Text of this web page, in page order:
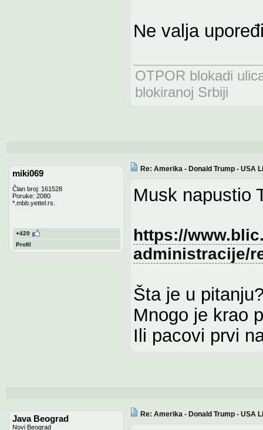
Ne valja
OTPOR blokadi
blokiranoj Srbiji
miki069
Član broj: 161528
Poruke: 2080
*.mbb.yettel.rs.
+420
Profil
Re: Amerika - Donald Trump - USA
Musk napustio
https://
administracije/
Šta je u
Mnogo je krao
Ili pacovi prvi
Java Beograd
Novi Beograd
Re: Amerika - Donald Trump - USA